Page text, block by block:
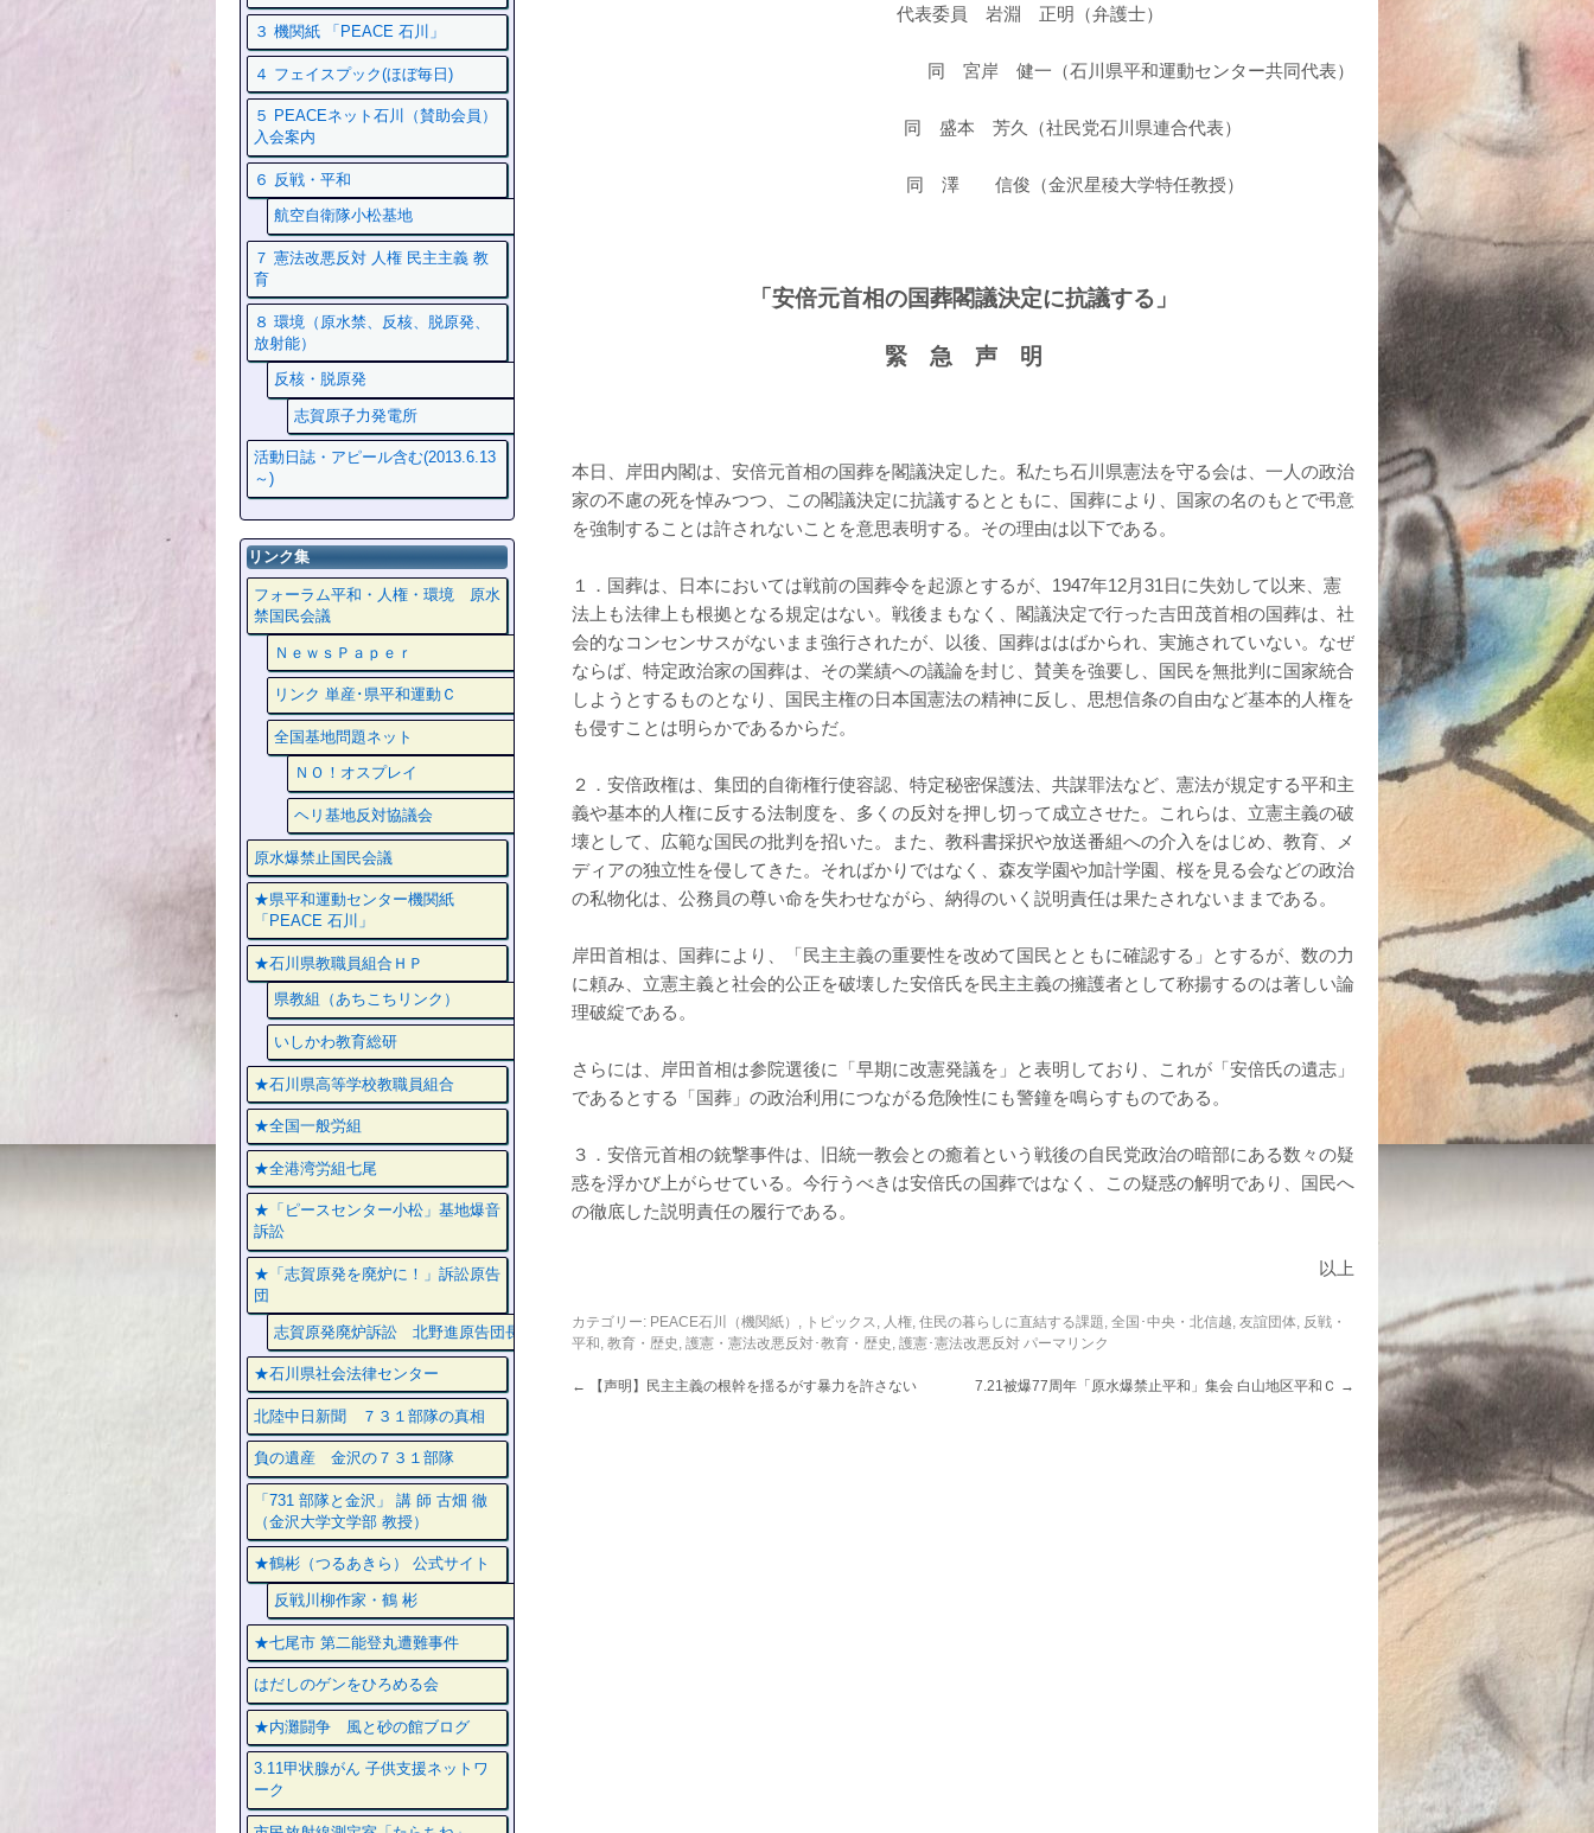
代表委員 岩淵 正明（弁護士）
同 宮岸 健一（石川県平和運動センター共同代表）
同 盛本 芳久（社民党石川県連合代表）
同 澤 信俊（金沢星稜大学特任教授）
「安倍元首相の国葬閣議決定に抗議する」
緊 急 声 明
本日、岸田内閣は、安倍元首相の国葬を閣議決定した。私たち石川県憲法を守る会は、一人の政治
家の不慮の死を悼みつつ、この閣議決定に抗議するとともに、国葬により、国家の名のもとで弔意
を強制することは許されないことを意思表明する。その理由は以下である。
１．国葬は、日本においては戦前の国葬令を起源とするが、1947年12月31日に失効して以来、憲
法上も法律上も根拠となる規定はない。戦後まもなく、閣議決定で行った吉田茂首相の国葬は、社
会的なコンセンサスがないまま強行されたが、以後、国葬ははばかられ、実施されていない。なぜ
ならば、特定政治家の国葬は、その業績への議論を封じ、賛美を強要し、国民を無批判に国家統合
しようとするものとなり、国民主権の日本国憲法の精神に反し、思想信条の自由など基本的人権を
も侵すことは明らかであるからだ。
２．安倍政権は、集団的自衛権行使容認、特定秘密保護法、共謀罪法など、憲法が規定する平和主
義や基本的人権に反する法制度を、多くの反対を押し切って成立させた。これらは、立憲主義の破
壊として、広範な国民の批判を招いた。また、教科書採択や放送番組への介入をはじめ、教育、メ
ディアの独立性を侵してきた。そればかりではなく、森友学園や加計学園、桜を見る会などの政治
の私物化は、公務員の尊い命を失わせながら、納得のいく説明責任は果たされないままである。
岸田首相は、国葬により、「民主主義の重要性を改めて国民とともに確認する」とするが、数の力
に頼み、立憲主義と社会的公正を破壊した安倍氏を民主主義の擁護者として称揚するのは著しい論
理破綻である。
さらには、岸田首相は参院選後に「早期に改憲発議を」と表明しており、これが「安倍氏の遺志」
であるとする「国葬」の政治利用につながる危険性にも警鐘を鳴らすものである。
３．安倍元首相の銃撃事件は、旧統一教会との癒着という戦後の自民党政治の暗部にある数々の疑
惑を浮かび上がらせている。今行うべきは安倍氏の国葬ではなく、この疑惑の解明であり、国民へ
の徹底した説明責任の履行である。
以上
カテゴリー: PEACE石川（機関紙） , トピックス, 人権, 住民の暮らしに直結する課題, 全国･中央・北信越, 友誼団体, 反戦・
平和, 教育・歴史 , 護憲・憲法改悪反対･教育・歴史 , 護憲･憲法改悪反対 パーマリンク
← 【声明】民主主義の根幹を揺るがす暴力を許さない 7.21被爆77周年「原水爆禁止平和」集会 白山地区平和Ｃ →
３ 機関紙 「PEACE 石川」
４ フェイスプック(ほぼ毎日)
５ PEACEネット石川（賛助会員）
入会案内
６ 反戦・平和
航空自衛隊小松基地
７ 憲法改悪反対 人権 民主主義 教
育
８ 環境（原水禁、反核、脱原発、
放射能）
反核・脱原発
志賀原子力発電所
活動日誌・アピール含む(2013.6.13
～)
リンク集
フォーラム平和・人権・環境 原水
禁国民会議
ＮｅｗｓＰａｐｅｒ
リンク 単産･県平和運動Ｃ
全国基地問題ネット
ＮＯ！オスプレイ
ヘリ基地反対協議会
原水爆禁止国民会議
★県平和運動センター機関紙
「PEACE 石川」
★石川県教職員組合ＨＰ
県教組（あちこちリンク）
いしかわ教育総研
★石川県高等学校教職員組合
★全国一般労組
★全港湾労組七尾
★「ピースセンター小松」基地爆音
訴訟
★「志賀原発を廃炉に！」訴訟原告
団
志賀原発廃炉訴訟 北野進原告団長
★石川県社会法律センター
北陸中日新聞 ７３１部隊の真相
負の遺産 金沢の７３１部隊
「731 部隊と金沢」 講 師 古畑 徹
（金沢大学文学部 教授）
★鶴彬（つるあきら） 公式サイト
反戦川柳作家・鶴 彬
★七尾市 第二能登丸遭難事件
はだしのゲンをひろめる会
★内灘闘争 風と砂の館ブログ
3.11甲状腺がん 子供支援ネットワ
ーク